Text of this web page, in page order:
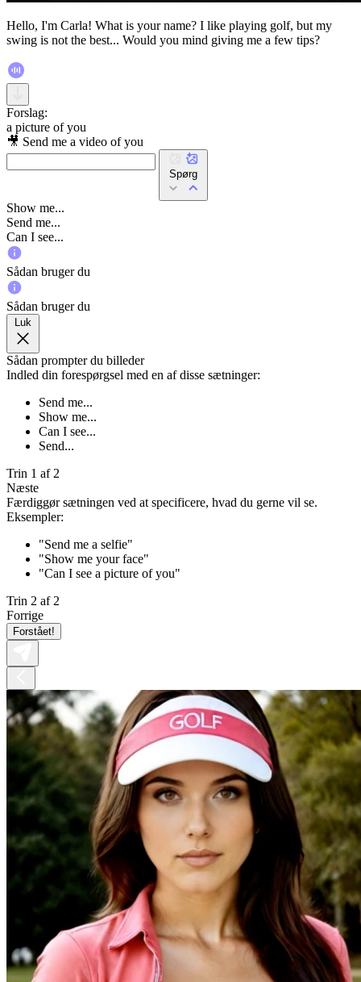
Hello, I'm Carla! What is your name? I like playing golf, but my
swing is not the best... Would you mind giving me a few tips?
Forslag:
a picture of you
🎥 Send me a video of you
Spørg
Show me...
Send me...
Can I see...
Sådan bruger du
Sådan bruger du
Luk
Sådan prompter du billeder
Indled din forespørgsel med en af disse sætninger:
Send me...
Show me...
Can I see...
Send...
Trin 1 af 2
Næste
Færdiggør sætningen ved at specificere, hvad du gerne vil se.
Eksempler:
"Send me a selfie"
"Show me your face"
"Can I see a picture of you"
Trin 2 af 2
Forrige
Forstået!